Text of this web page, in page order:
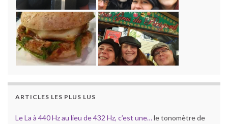
ARTICLES LES PLUS LUS
Le La à 440 Hz au lieu de 432 Hz, c’est une…le tonomètre de